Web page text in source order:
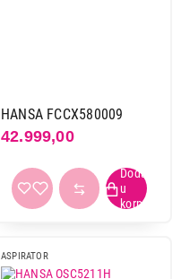
HANSA FCCX580009
42.999,00
ASPIRATOR